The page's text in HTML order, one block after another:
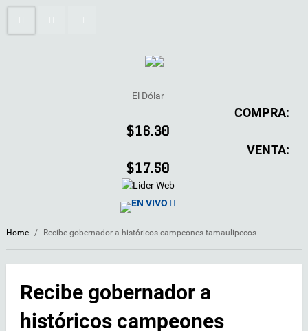
El Dólar
COMPRA:
$16.30
VENTA:
$17.50
EN VIVO
Home / Recibe gobernador a históricos campeones tamaulipecos
Recibe gobernador a
históricos campeones